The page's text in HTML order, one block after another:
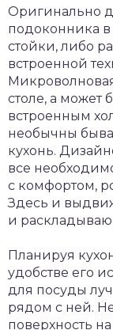
Оригинально
подоконника
стойки, либо
встроенной
столе, а может
встроенным
необычны
кухонь.
все
с комфортом,
Здесь и
и
Планируя
удобстве его
для посуды
рядом с ней.
поверхность